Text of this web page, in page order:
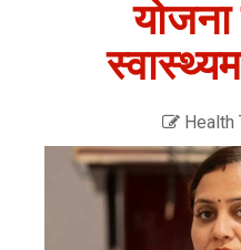
Health